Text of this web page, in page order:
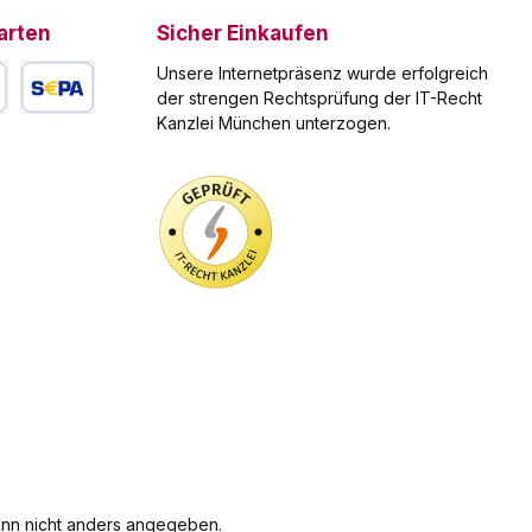
alle im Format einer herkömmlichen Kreditkarte
Funktionen 13 Material der Werkzeuge Rostfreier
des Gehäuses Transparent- Rot, Schwarz oder
Länge 82 mm Breite 54,5 mm Höhe 4,5 mm
Nettogewicht 26 g
Sicher Einkaufen
Unsere Internetpräsenz wurde erfolgreich
der strengen Rechtsprüfung der IT-Recht
Kanzlei München unterzogen.
nicht anders angegeben.